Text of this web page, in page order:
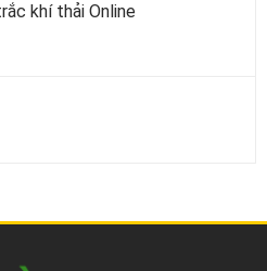
khí thải Online